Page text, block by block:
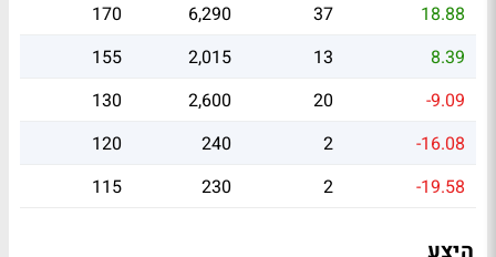
18.88
37
6,290
170
8.39
13
2,015
155
-9.09
20
2,600
130
-16.08
2
240
120
-19.58
2
230
115